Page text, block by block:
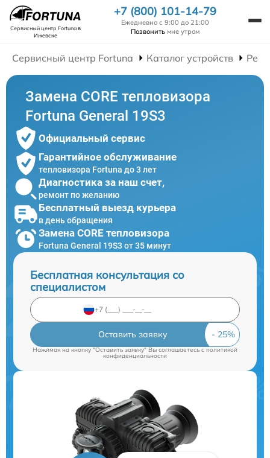
Сервисный центр Fortunaв
Ижевске
+7 (800) 101-14-79
Ежедневно с 9:00 до 21:00
Позвонить мне утром
Сервисный центр Fortuna Каталог устройств
Замена CORE тепловизора
Fortuna General 19S3
Официальный сервис
Гарантийное обслуживание
тепловизора Fortuna до 3 лет
Диагностика за наш счет,
ремонт по желанию
Бесплатный выезд курьера
в день обращения
Замена CORE тепловизора
Fortuna General 19S3 от 35 минут
Бесплатная консультация со
специалистом
Оставить заявку
Нажимая на кнопку "Оставить заявку" Вы соглашаетесь cполитикой
конфиденциальности